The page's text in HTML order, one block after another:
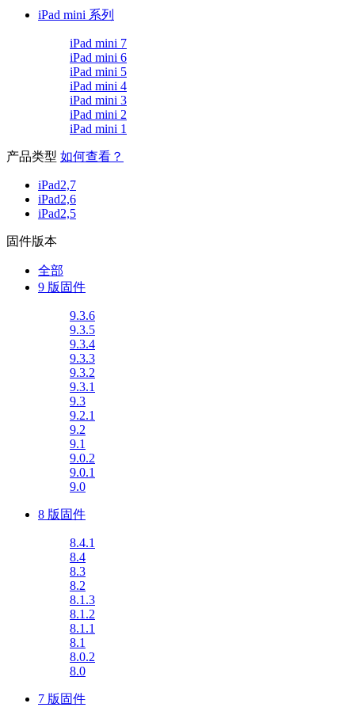
iPad mini 系列
iPad mini 7
iPad mini 6
iPad mini 5
iPad mini 4
iPad mini 3
iPad mini 2
iPad mini 1
产品类型 如何查看？
iPad2,7
iPad2,6
iPad2,5
固件版本
全部
9 版固件
9.3.6
9.3.5
9.3.4
9.3.3
9.3.2
9.3.1
9.3
9.2.1
9.2
9.1
9.0.2
9.0.1
9.0
8 版固件
8.4.1
8.4
8.3
8.2
8.1.3
8.1.2
8.1.1
8.1
8.0.2
8.0
7 版固件